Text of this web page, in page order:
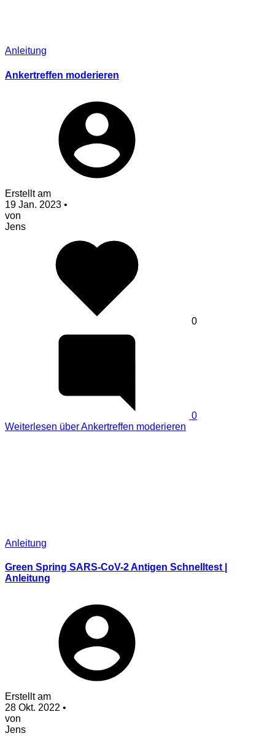
Anleitung
Ankertreffen moderieren
Erstellt am
19 Jan. 2023 •
von
Jens
0
0
Weiterlesen über Ankertreffen moderieren
Anleitung
Green Spring SARS-CoV-2 Antigen Schnelltest |
Anleitung
Erstellt am
28 Okt. 2022 •
von
Jens